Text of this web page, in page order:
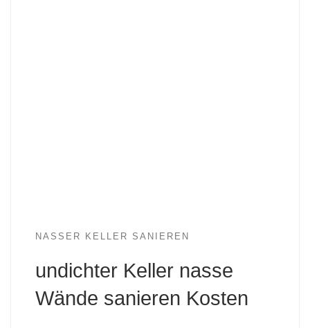
NASSER KELLER SANIEREN
undichter Keller nasse
Wände sanieren Kosten